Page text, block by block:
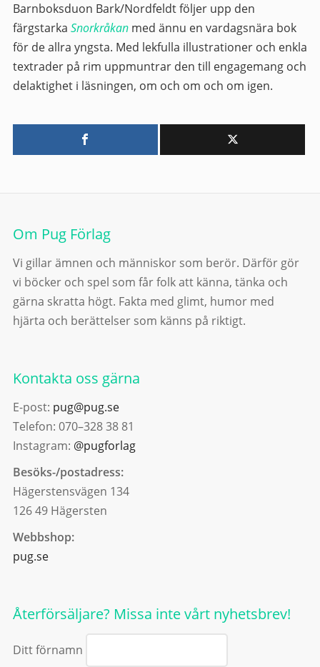
Barnboksduon Bark/Nordfeldt följer upp den
färgstarka Snorkråkanmed ännu en vardagsnära bok
för de allra yngsta. Med lekfulla illustrationer och enkla
textrader på rim uppmuntrar den till engagemang och
delaktighet i läsningen, om och om och om igen.
Om Pug Förlag
Vi gillar ämnen och människor som berör. Därför gör
vi böcker och spel som får folk att känna, tänka och
gärna skratta högt. Fakta med glimt, humor med
hjärta och berättelser som känns på riktigt.
Kontakta oss gärna
E-post: pug@pug.se
Telefon: 070–328 38 81
Instagram: @pugforlag
Besöks-/postadress:
Hägerstensvägen 134
126 49 Hägersten
Webbshop:
pug.se
Återförsäljare? Missa inte vårt nyhetsbrev!
Ditt förnamn